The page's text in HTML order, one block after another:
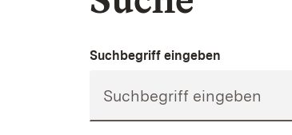
Suchbegriff eingeben